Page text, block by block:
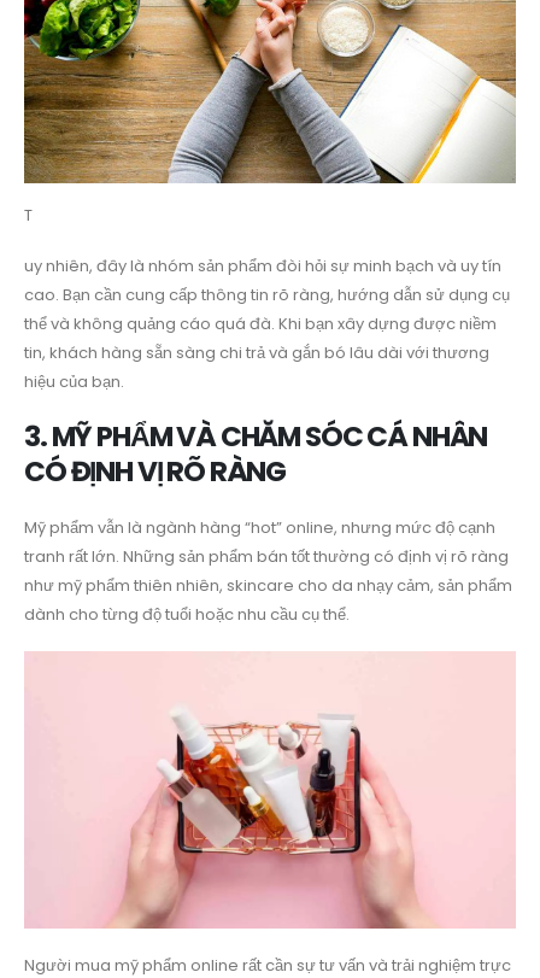
T
uy nhiên, đây là nhóm sản phẩm đòi hỏi sự minh bạch và uy tín
cao. Bạn cần cung cấp thông tin rõ ràng, hướng dẫn sử dụng cụ
thể và không quảng cáo quá đà. Khi bạn xây dựng được niềm
tin, khách hàng sẵn sàng chi trả và gắn bó lâu dài với thương
hiệu của bạn.
3. MỸ PHẨM VÀ CHĂM SÓC CÁ NHÂN
CÓ ĐỊNH VỊ RÕ RÀNG
Mỹ phẩm vẫn là ngành hàng “hot” online, nhưng mức độ cạnh
tranh rất lớn. Những sản phẩm bán tốt thường có định vị rõ ràng
như mỹ phẩm thiên nhiên, skincare cho da nhạy cảm, sản phẩm
dành cho từng độ tuổi hoặc nhu cầu cụ thể.
Người mua mỹ phẩm online rất cần sự tư vấn và trải nghiệm trực